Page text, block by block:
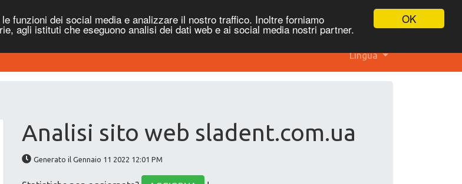
OK
funzioni dei social media e analizzare il nostro traffico. Inoltre forniamo
agli istituti che eseguono analisi dei dati web e ai social media nostri partner.
Lingua
Analisi sito web sladent.com.ua
Generato il Gennaio 11 2022 12:01 PM